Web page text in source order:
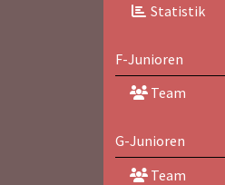
Statistik
F-Junioren
Team
G-Junioren
Team